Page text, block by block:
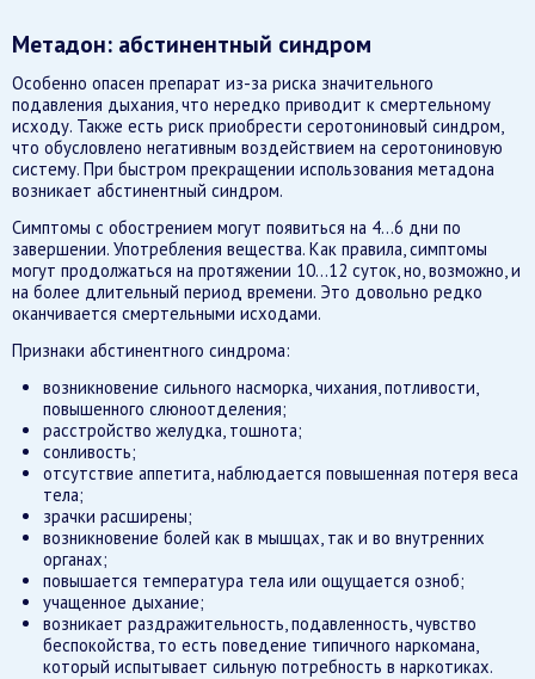
Метадон: абстинентный синдром
Особенно опасен препарат из-за риска значительного
подавления дыхания, что нередко приводит к смертельному
исходу. Также есть риск приобрести серотониновый синдром,
что обусловлено негативным воздействием на серотониновую
систему. При быстром прекращении использования метадона
возникает абстинентный синдром.
Симптомы с обострением могут появиться на 4…6 дни по
завершении. Употребления вещества. Как правила, симптомы
могут продолжаться на протяжении 10…12 суток, но, возможно, и
на более длительный период времени. Это довольно редко
оканчивается смертельными исходами.
Признаки абстинентного синдрома:
возникновение сильного насморка, чихания, потливости,
повышенного слюноотделения;
расстройство желудка, тошнота;
сонливость;
отсутствие аппетита, наблюдается повышенная потеря веса
тела;
зрачки расширены;
возникновение болей как в мышцах, так и во внутренних
органах;
повышается температура тела или ощущается озноб;
учащенное дыхание;
возникает раздражительность, подавленность, чувство
беспокойства, то есть поведение типичного наркомана,
который испытывает сильную потребность в наркотиках.